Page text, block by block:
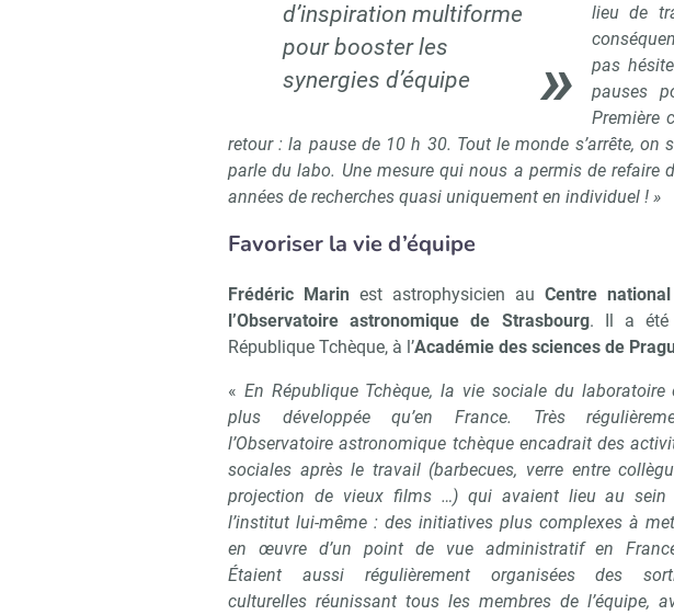
d’inspiration multiforme
pour booster les
synergies d’équipe
lieu de
pas
pauses
Première
retour : la pause de 10 h 30. Tout le monde s’arrête, on
parle du labo. Une mesure qui nous a permis de refaire
années de recherches quasi uniquement en individuel ! »
Favoriser la vie d’équipe
Frédéric Marin est astrophysicien au Centre
l’Observatoire astronomique de Strasbourg. Il a été
République Tchèque, à l’Académie des sciences de
« En République Tchèque, la vie sociale du laboratoire
plus développée qu’en France. Très
l’Observatoire astronomique tchèque encadrait des
sociales après le travail (barbecues, verre entre
projection de vieux films …) qui avaient lieu au sein
l’institut lui-même : des initiatives plus complexes à
en œuvre d’un point de vue administratif en
Étaient aussi régulièrement organisées des
culturelles réunissant tous les membres de l’équipe,